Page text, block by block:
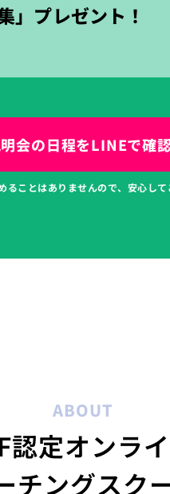
」プレゼント！
会の日程をLINEで確
ることはありませんので、安心して
ABOUT
認定オンラ
チングスク